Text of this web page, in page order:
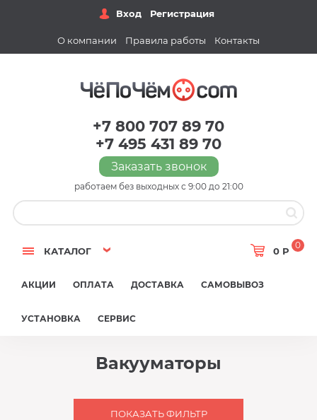
Вход Регистрация
О компании Правила работы Контакты
+7 800 707 89 70
+7 495 431 89 70
Заказать звонок
работаем без выходных с 9:00 до 21:00
КАТАЛОГ 0 Р
0
АКЦИИ ОПЛАТА ДОСТАВКА САМОВЫВОЗ
УСТАНОВКА СЕРВИС
Вакууматоры
ПОКАЗАТЬ ФИЛЬТР